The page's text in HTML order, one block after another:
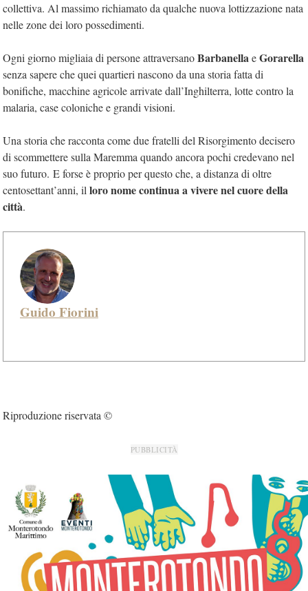
collettiva. Al massimo richiamato da qualche nuova lottizzazione nata
nelle zone dei loro possedimenti.
Ogni giorno migliaia di persone attraversanoBarbanellaeGorarella
senza sapere che quei quartieri nascono da una storia fatta di
bonifiche, macchine agricole arrivate dall’Inghilterra, lotte contro la
malaria, case coloniche e grandi visioni.
Una storia che racconta come due fratelli del Risorgimento decisero
di scommettere sulla Maremma quando ancora pochi credevano nel
suo futuro. E forse è proprio per questo che, a distanza di oltre
centosettant’anni, il loro nome continua a vivere nel cuore della
città.
Guido Fiorini
Riproduzione riservata ©
PUBBLICITÀ